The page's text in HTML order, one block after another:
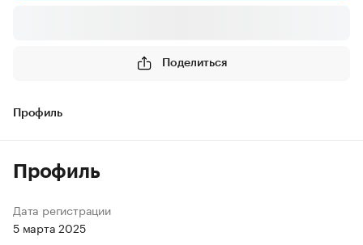
Поделиться
Профиль
Профиль
Дата регистрации
5 марта 2025